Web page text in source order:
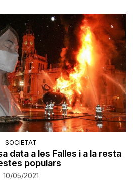
SOCIETAT
data a les Falles i a la resta
populars
10/05/2021